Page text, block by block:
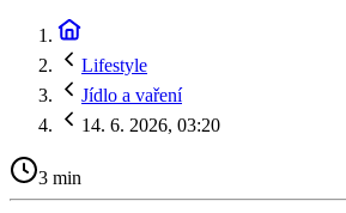
Lifestyle
Jídlo a vaření
14. 6. 2026, 03:20
3 min